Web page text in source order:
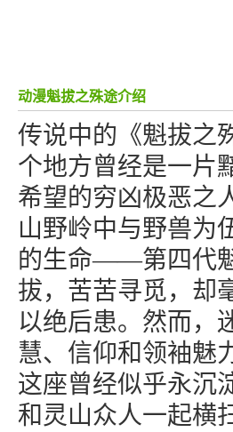
动漫魁拔之殊途介绍
传说中的《魁拔之
个地方曾经是一片
希望的穷凶极恶之
山野岭中与野兽为
的生命——第四代
拔，苦苦寻觅，却
以绝后患。然而，
慧、信仰和领袖魅
这座曾经似乎永沉
和灵山众人一起横